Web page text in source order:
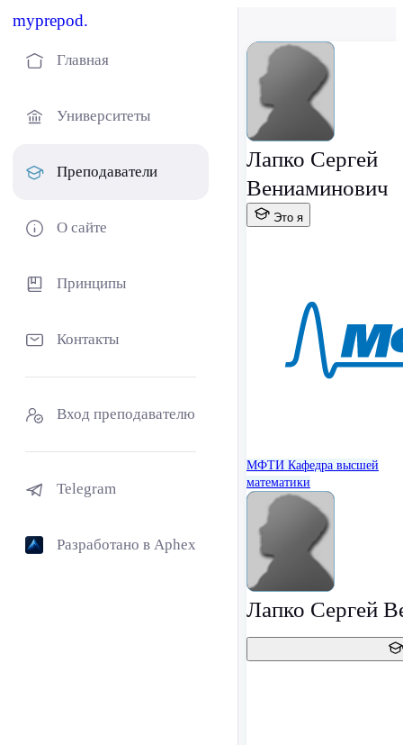
myprepod.
Главная
Университеты
Преподаватели
О сайте
Принципы
Контакты
Вход преподавателю
Telegram
Разработано в Aphex
Лапко Сергей
Вениаминович
Это я
МФТИ Кафедра высшей
математики
Лапко Сергей